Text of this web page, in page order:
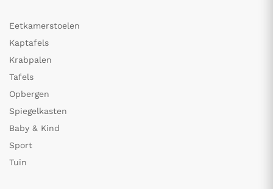
Eetkamerstoelen
Kaptafels
Krabpalen
Tafels
Opbergen
Spiegelkasten
Baby & Kind
Sport
Tuin